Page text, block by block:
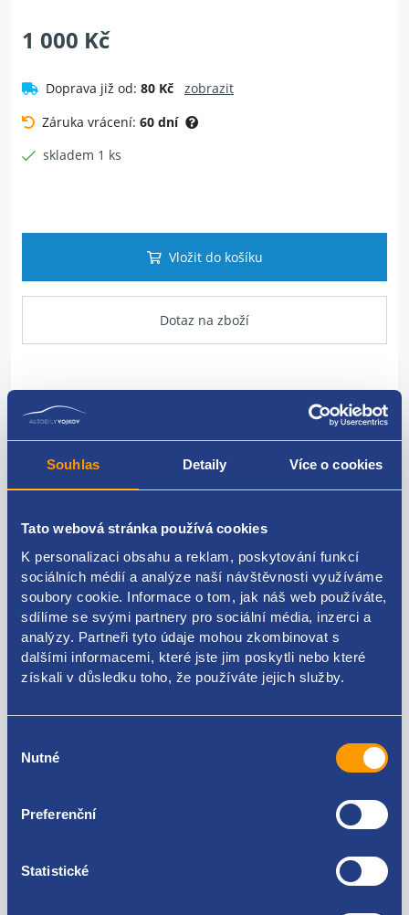
Souhlas Detaily Více o cookies
Tato webová stránka používá cookies
K personalizaci obsahu a reklam, poskytování funkcí
sociálních médií a analýze naší návštěvnosti využíváme
soubory cookie. Informace o tom, jak náš web používáte,
sdílíme se svými partnery pro sociální média, inzerci a
analýzy. Partneři tyto údaje mohou zkombinovat s
dalšími informacemi, které jste jim poskytli nebo které
získali v důsledku toho, že používáte jejich služby.
souhlasu
Nutné
Preferenční
Statistické
1 000 Kč
Doprava již od: 80 Kč
zobrazit
Záruka vrácení: 60 dní
skladem 1 ks
Vložit do košíku
Dotaz na zboží
HYUNDAI originál: 3534004000 353500400
Kódy produktu
3534004000 353500400
Použitelné pro vozy
Kia Picanto II 2011-2018 1.0 LPG